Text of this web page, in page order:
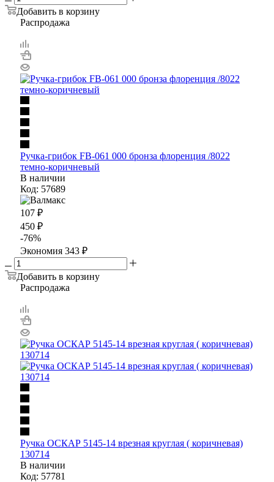
Добавить в корзину
Распродажа
Ручка-грибок FB-061 000 бронза флоренция /8022
темно-коричневый
В наличии
Код: 57689
107 ₽
450 ₽
-76%
Экономия 343 ₽
Добавить в корзину
Распродажа
Ручка ОСКАР 5145-14 врезная круглая ( коричневая)
130714
В наличии
Код: 57781